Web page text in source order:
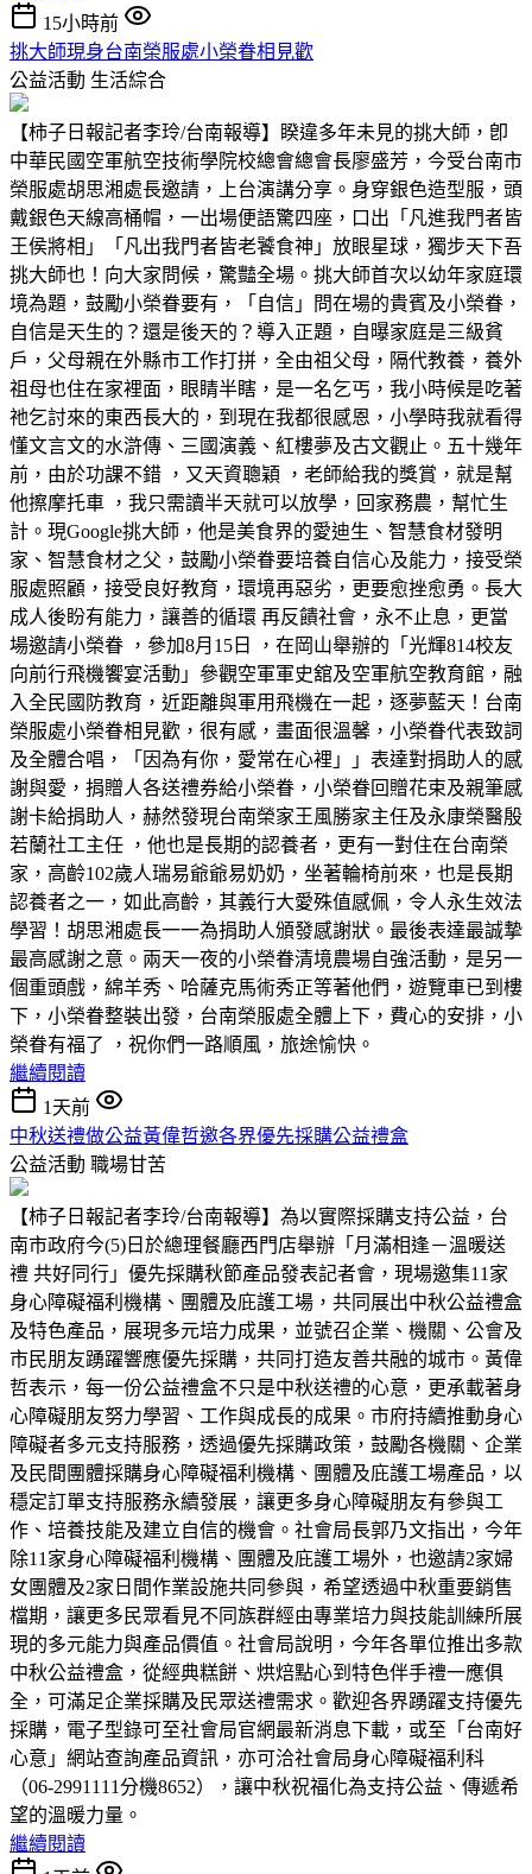
15小時前
挑大師現身台南榮服處小榮眷相見歡
公益活動 生活綜合
【柿子日報記者李玲/台南報導】睽違多年未見的挑大師，卽
中華民國空軍航空技術學院校總會總會長廖盛芳，今受台南市
榮服處胡思湘處長邀請，上台演講分享。身穿銀色造型服，頭
戴銀色天線高桶帽，一出場便語驚四座，口出「凡進我門者皆
王侯將相」「凡出我門者皆老饕食神」放眼星球，獨步天下吾
挑大師也！向大家問候，驚豔全場。挑大師首次以幼年家庭環
境為題，鼓勵小榮眷要有，「自信」問在場的貴賓及小榮眷，
自信是天生的？還是後天的？導入正題，自曝家庭是三級貧
戶，父母親在外縣市工作打拼，全由祖父母，隔代教養，養外
祖母也住在家裡面，眼睛半瞎，是一名乞丐，我小時候是吃著
祂乞討來的東西長大的，到現在我都很感恩，小學時我就看得
懂文言文的水滸傳、三國演義、紅樓夢及古文觀止。五十幾年
前，由於功課不錯 ，又天資聰穎 ，老師給我的獎賞，就是幫
他擦摩托車 ，我只需讀半天就可以放學，回家務農，幫忙生
計。現Google挑大師，他是美食界的愛迪生、智慧食材發明
家、智慧食材之父，鼓勵小榮眷要培養自信心及能力，接受榮
服處照顧，接受良好教育，環境再惡劣，更要愈挫愈勇。長大
成人後盼有能力，讓善的循環 再反饋社會，永不止息，更當
場邀請小榮眷 ，參加8月15日 ，在岡山舉辦的「光輝814校友
向前行飛機饗宴活動」參觀空軍軍史舘及空軍航空教育館，融
入全民國防教育，近距離與軍用飛機在一起，逐夢藍天！台南
榮服處小榮眷相見歡，很有感，畫面很溫馨，小榮眷代表致詞
及全體合唱，「因為有你，愛常在心裡」」表達對捐助人的感
謝與愛，捐贈人各送禮券給小榮眷，小榮眷回贈花束及親筆感
謝卡給捐助人，赫然發現台南榮家王風勝家主任及永康榮醫殷
若蘭社工主任 ，他也是長期的認養者，更有一對住在台南榮
家，高齡102歲人瑞易爺爺易奶奶，坐著輪椅前來，也是長期
認養者之一，如此高齡，其義行大愛殊值感佩，令人永生效法
學習！胡思湘處長一一為捐助人頒發感謝狀。最後表達最誠摯
最高感謝之意。兩天一夜的小榮眷清境農場自強活動，是另一
個重頭戲，綿羊秀、哈薩克馬術秀正等著他們，遊覽車已到樓
下，小榮眷整裝出發，台南榮服處全體上下，費心的安排，小
榮眷有福了 ，祝你們一路順風，旅途愉快。
繼續閱讀
1天前
中秋送禮做公益黃偉哲邀各界優先採購公益禮盒
公益活動 職場甘苦
【柿子日報記者李玲/台南報導】為以實際採購支持公益，台
南市政府今(5)日於總理餐廳西門店舉辦「月滿相逢－溫暖送
禮 共好同行」優先採購秋節產品發表記者會，現場邀集11家
身心障礙福利機構、團體及庇護工場，共同展出中秋公益禮盒
及特色產品，展現多元培力成果，並號召企業、機關、公會及
市民朋友踴躍響應優先採購，共同打造友善共融的城市。黃偉
哲表示，每一份公益禮盒不只是中秋送禮的心意，更承載著身
心障礙朋友努力學習、工作與成長的成果。市府持續推動身心
障礙者多元支持服務，透過優先採購政策，鼓勵各機關、企業
及民間團體採購身心障礙福利機構、團體及庇護工場產品，以
穩定訂單支持服務永續發展，讓更多身心障礙朋友有參與工
作、培養技能及建立自信的機會。社會局長郭乃文指出，今年
除11家身心障礙福利機構、團體及庇護工場外，也邀請2家婦
女團體及2家日間作業設施共同參與，希望透過中秋重要銷售
檔期，讓更多民眾看見不同族群經由專業培力與技能訓練所展
現的多元能力與產品價值。社會局說明，今年各單位推出多款
中秋公益禮盒，從經典糕餅、烘焙點心到特色伴手禮一應俱
全，可滿足企業採購及民眾送禮需求。歡迎各界踴躍支持優先
採購，電子型錄可至社會局官網最新消息下載，或至「台南好
心意」網站查詢產品資訊，亦可洽社會局身心障礙福利科
（06-2991111分機8652），讓中秋祝福化為支持公益、傳遞希
望的溫暖力量。
繼續閱讀